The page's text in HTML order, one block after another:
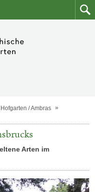
Zum
Hofgarten / Ambras
Arten im